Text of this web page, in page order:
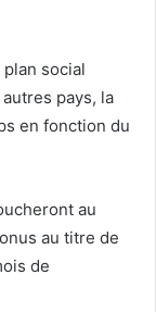
social
pays, la
en fonction du
au
au titre de
de